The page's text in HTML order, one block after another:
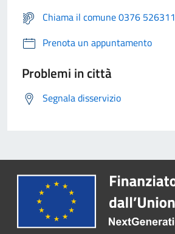
Chiama il comune 0376 526311
Prenota un appuntamento
Problemi in città
Segnala disservizio